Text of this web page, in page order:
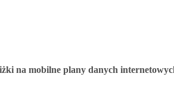
na mobilne plany danych